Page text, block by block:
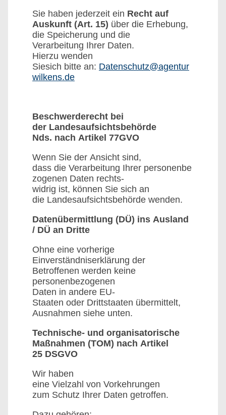
Sie haben jederzeit ein Recht auf
Auskunft (Art. 15) über die Erhebung,
die Speicherung und die
Verarbeitung Ihrer Daten.
Hierzu wenden
Siesich bitte an: Datenschutz@agentur
wilkens.de
Beschwerderecht bei
der Landesaufsichtsbehörde
Nds. nach Artikel 77GVO
Wenn Sie der Ansicht sind,
dass die Verarbeitung Ihrer personenbe
zogenen Daten rechts-
widrig ist, können Sie sich an
die Landesaufsichtsbehörde wenden.
Datenübermittlung (DÜ) ins Ausland
/ DÜ an Dritte
Ohne eine vorherige
Einverständniserklärung der
Betroffenen werden keine
personenbezogenen
Daten in andere EU-
Staaten oder Drittstaaten übermittelt,
Ausnahmen siehe unten.
Technische- und organisatorische
Maßnahmen (TOM) nach Artikel
25 DSGVO
Wir haben
eine Vielzahl von Vorkehrungen
zum Schutz Ihrer Daten getroffen.